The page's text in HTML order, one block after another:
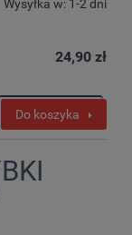
Wysyłka w: 1-2 dni
24,90 zł
Do koszyka